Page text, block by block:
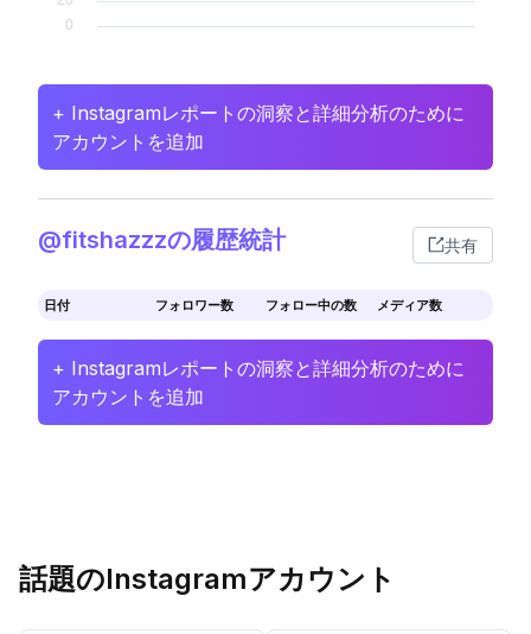
+ Instagramレポートの洞察と詳細分析のために
アカウントを追加
@fitshazzzの履歴統計 共有
日付 フォロワー数 フォロー中の数 メディア数
+ Instagramレポートの洞察と詳細分析のために
アカウントを追加
話題のInstagramアカウント